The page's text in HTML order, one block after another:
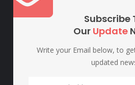
Subscribe
Our Update
Write your Email below, to
updated